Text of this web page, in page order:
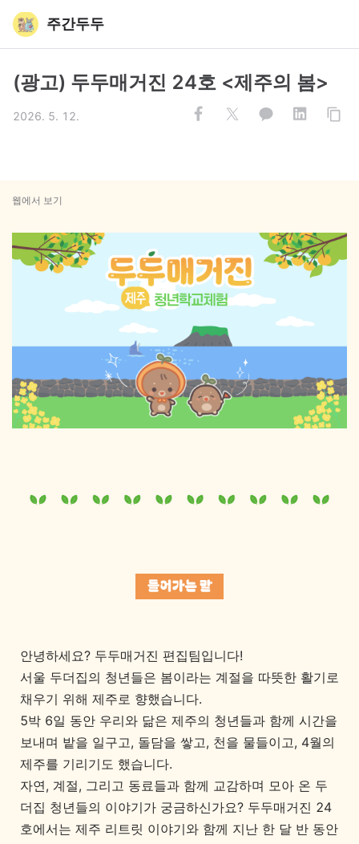
주간두두
(광고) 두두매거진 24호 <제주의 봄>
2026. 5. 12.
웹에서 보기
안녕하세요? 두두매거진 편집팀입니다!
서울 두더집의 청년들은 봄이라는 계절을 따뜻한 활기로
채우기 위해 제주로 향했습니다.
5박 6일 동안 우리와 닮은 제주의 청년들과 함께 시간을
보내며 밭을 일구고, 돌담을 쌓고, 천을 물들이고, 4월의
제주를 기리기도 했습니다.
자연, 계절, 그리고 동료들과 함께 교감하며 모아 온 두
더집 청년들의 이야기가 궁금하신가요? 두두매거진 24
호에서는 제주 리트릿 이야기와 함께 지난 한 달 반 동안